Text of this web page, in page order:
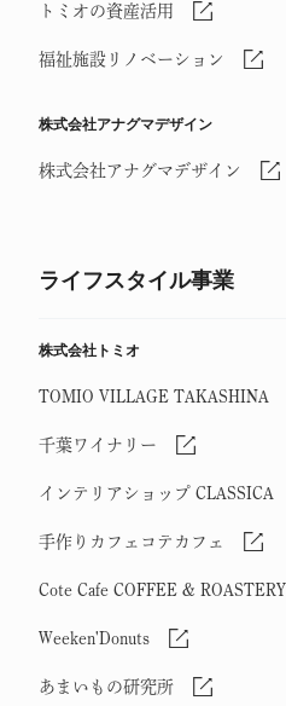
トミオの資産活用
福祉施設リノベーション
株式会社アナグマデザイン
株式会社アナグマデザイン
ライフスタイル事業
株式会社トミオ
TOMIO VILLAGE TAKASHINA
千葉ワイナリー
インテリアショップ CLASSICA
手作りカフェコテカフェ
Cote Cafe COFFEE & ROASTERY
Weeken'Donuts
あまいもの研究所